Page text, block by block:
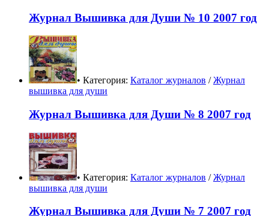
Журнал Вышивка для Души № 10 2007 год
• Категория: Каталог журналов /Журнал
вышивка для души
Журнал Вышивка для Души № 8 2007 год
• Категория: Каталог журналов /Журнал
вышивка для души
Журнал Вышивка для Души № 7 2007 год